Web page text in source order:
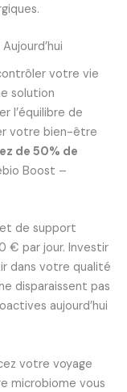
votre vie
solution
l’équilibre de
votre bien-être
de 50% de
Boost –
de support
€ par jour. Investir
dans votre qualité
disparaissent pas
aujourd’hui
votre voyage
microbiome vous